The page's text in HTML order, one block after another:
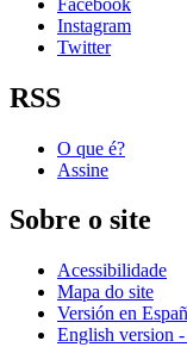
Instagram
Twitter
RSS
O que é?
Assine
Sobre o site
Acessibilidade
Mapa do site
Versión en
English version